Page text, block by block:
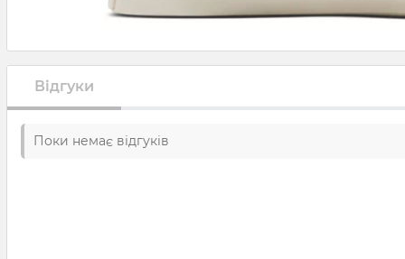
Відгуки
Поки немає відгуків